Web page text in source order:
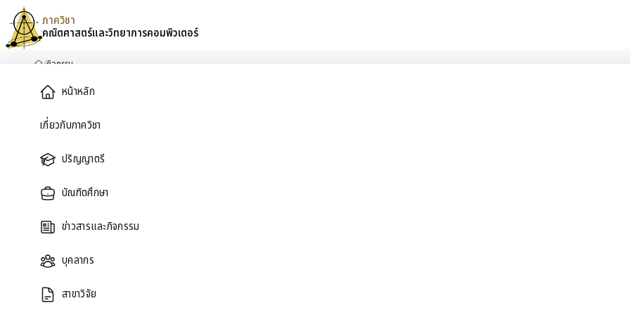
หน้าหลัก
เกี่ยวกับภาควิชา
ปริญญาตรี
บัณฑิตศึกษา
ข่าวสารและกิจกรรม
บุคลากร
สาขาวิจัย
ภาควิชา
คณิตศาสตร์และวิทยาการคอมพิวเตอร์
Skip to content
/กิจกรรม
ปฏิทินภาควิชา
กิจกรรม
สัมมนา กิจกรรมวิชาการ และกิจกรรมชุมชนจากภาควิชาคณิตศาสตร์และวิทยาการคอมพิวเตอร์